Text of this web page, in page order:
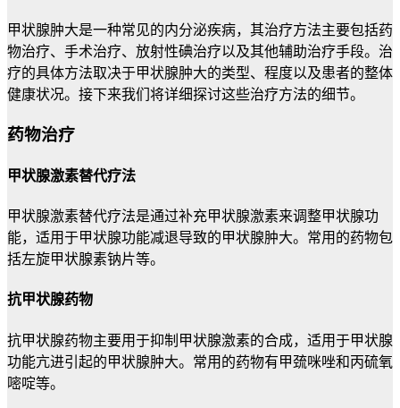
甲状腺肿大是一种常见的内分泌疾病，其治疗方法主要包括药
物治疗、手术治疗、放射性碘治疗以及其他辅助治疗手段。治
疗的具体方法取决于甲状腺肿大的类型、程度以及患者的整体
健康状况。接下来我们将详细探讨这些治疗方法的细节。
药物治疗
甲状腺激素替代疗法
甲状腺激素替代疗法是通过补充甲状腺激素来调整甲状腺功
能，适用于甲状腺功能减退导致的甲状腺肿大。常用的药物包
括左旋甲状腺素钠片等。
抗甲状腺药物
抗甲状腺药物主要用于抑制甲状腺激素的合成，适用于甲状腺
功能亢进引起的甲状腺肿大。常用的药物有甲巯咪唑和丙硫氧
嘧啶等。